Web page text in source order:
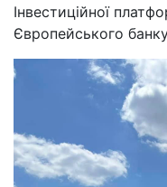
Інвестиційної
Європейського